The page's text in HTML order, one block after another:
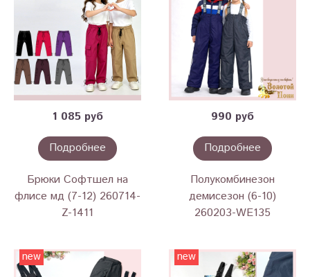
1 085 руб
Подробнее
Брюки Софтшел на
флисе мд (7-12) 260714-
Z-1411
990 руб
Подробнее
Полукомбинезон
демисезон (6-10)
260203-WE135
new new